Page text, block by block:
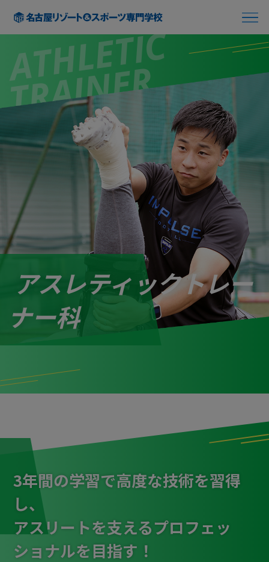
ATHLETIC
TRAINER
アスレティックトレー
ナー科
3年間の学習で高度な技術を習得
し、
アスリートを支えるプロフェッ
ショナルを目指す！